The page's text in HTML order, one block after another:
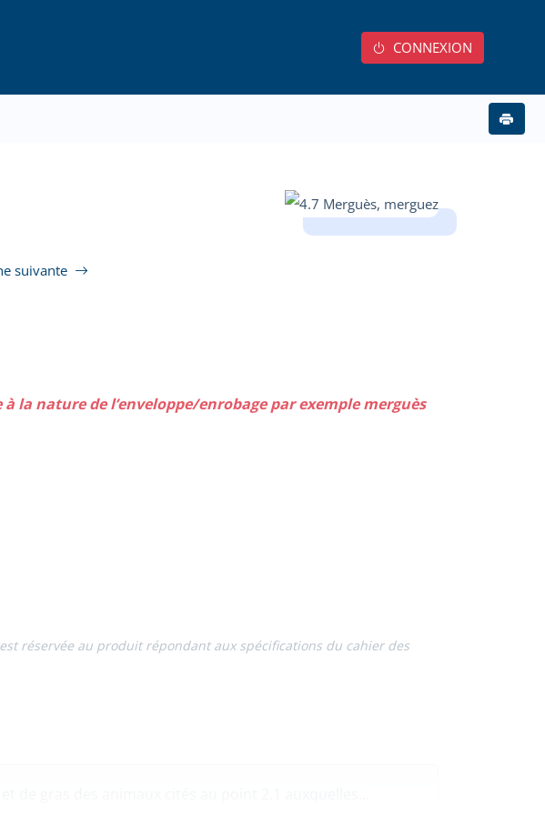
CONNEXION
suivante
la nature de l’enveloppe/enrobage par exemple merguès
réservée au produit répondant aux spécifications du cahier des